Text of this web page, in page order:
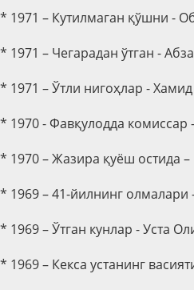
* 1971 – Кутилмаган қўшни -
* 1971 – Чегарадан ўтган -
* 1971 – Ўтли нигоҳлар -
* 1970 - Фавқулодда
* 1970 – Жазира қуёш остида –
* 1969 – 41-йилнинг олмалари
* 1969 – Ўтган кунлар - Уста
* 1969 – Кекса устанинг